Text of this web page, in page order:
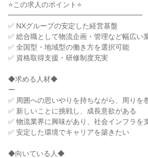
⭐この求人のポイント⭐
━━━━━━━━━━━━━━━━━━━
✅ NXグループの安定した経営基盤
✅ 総合職として物流企画・管理など幅広い
✅ 全国型・地域型の働き方を選択可能
✅ 資格取得支援・研修制度充実
◆求める人材◆
ー
✅ 周囲への思いやりを持ちながら、周りを
✅ 新しいことに挑戦し、成長意欲がある
✅ 物流業界に興味があり、社会インフラを
✅ 安定した環境でキャリアを築きたい
◆向いている人◆